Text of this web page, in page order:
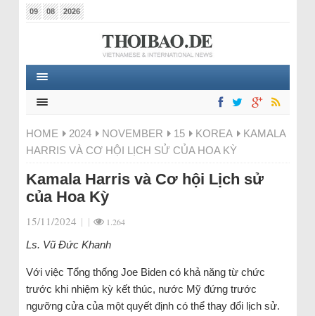
09 08 2026
HOME 2024 NOVEMBER 15 KOREA
KAMALA
HARRIS VÀ CƠ HỘI LỊCH SỬ CỦA HOA KỲ
Kamala Harris và Cơ hội Lịch sử
của Hoa Kỳ
15/11/2024 | | 1.264
Ls. Vũ Đức Khanh
Với việc Tổng thống Joe Biden có khả năng từ chức
trước khi nhiệm kỳ kết thúc, nước Mỹ đứng trước
ngưỡng cửa của một quyết định có thể thay đổi lịch sử.